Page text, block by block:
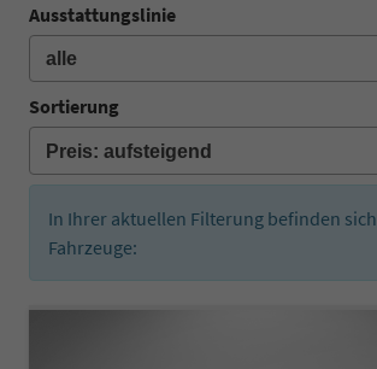
Ausstattungslinie
Sortierung
In Ihrer aktuellen Filterung befinden sich
Fahrzeuge: